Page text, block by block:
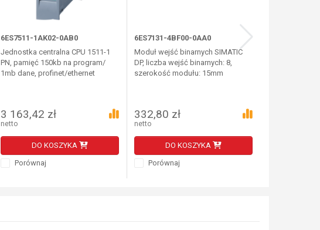
6ES7511-1AK02-0AB0
Jednostka centralna CPU 1511-1
PN, pamięć 150kb na program/
1mb dane, profinet/ethernet
3 163,42 zł
netto
DO KOSZYKA
Porównaj
6ES7131-4BF00-0AA0
Moduł wejść binarnych SIMATIC
DP, liczba wejść binarnych: 8,
szerokość modułu: 15mm
332,80 zł
netto
DO KOSZYKA
Porównaj